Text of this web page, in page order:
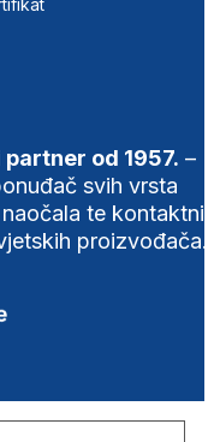
od 1957. –
svih vrsta
te
proizvođača.